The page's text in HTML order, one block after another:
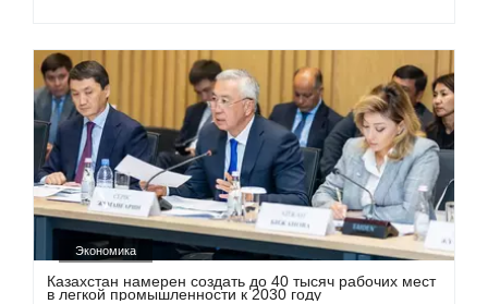
Экономика
Казахстан намерен создать до 40 тысяч рабочих мест
в легкой промышленности к 2030 году